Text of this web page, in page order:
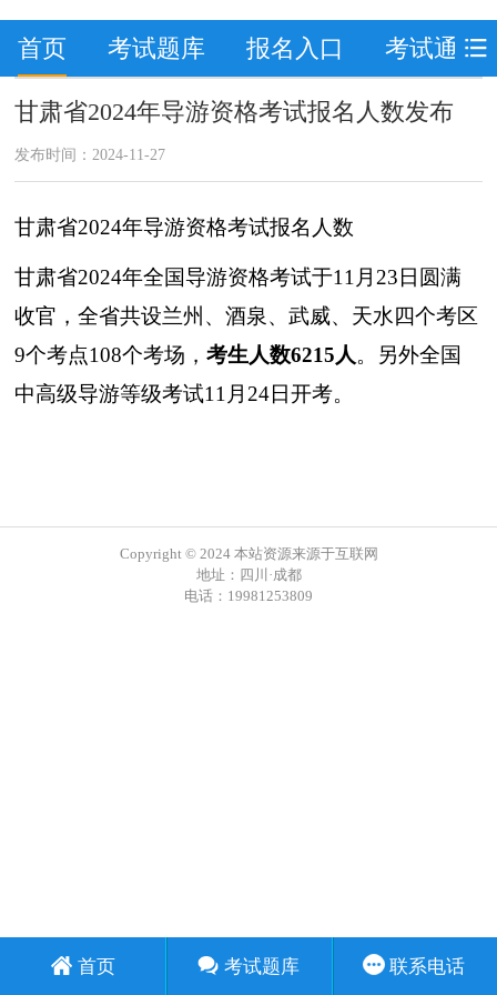
首页 考试题库 报名入口 考试通知
甘肃省2024年导游资格考试报名人数发布
发布时间：2024-11-27
甘肃省2024年导游资格考试报名人数
甘肃省2024年全国导游资格考试于11月23日圆满
收官，全省共设兰州、酒泉、武威、天水四个考区
9个考点108个考场，考生人数6215人。另外全国
中高级导游等级考试11月24日开考。
Copyright © 2024 本站资源来源于互联网
地址：四川·成都
电话：19981253809
首页 考试题库 联系电话